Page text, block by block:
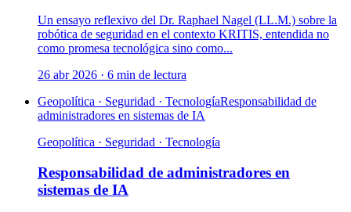
Un ensayo reflexivo del Dr. Raphael Nagel (LL.M.) sobre la
robótica de seguridad en el contexto KRITIS, entendida no
como promesa tecnológica sino como...
26 abr 2026 · 6 min de lectura
Geopolítica · Seguridad · TecnologíaResponsabilidad de
administradores en sistemas de IA
Geopolítica · Seguridad · Tecnología
Responsabilidad de administradores en
sistemas de IA